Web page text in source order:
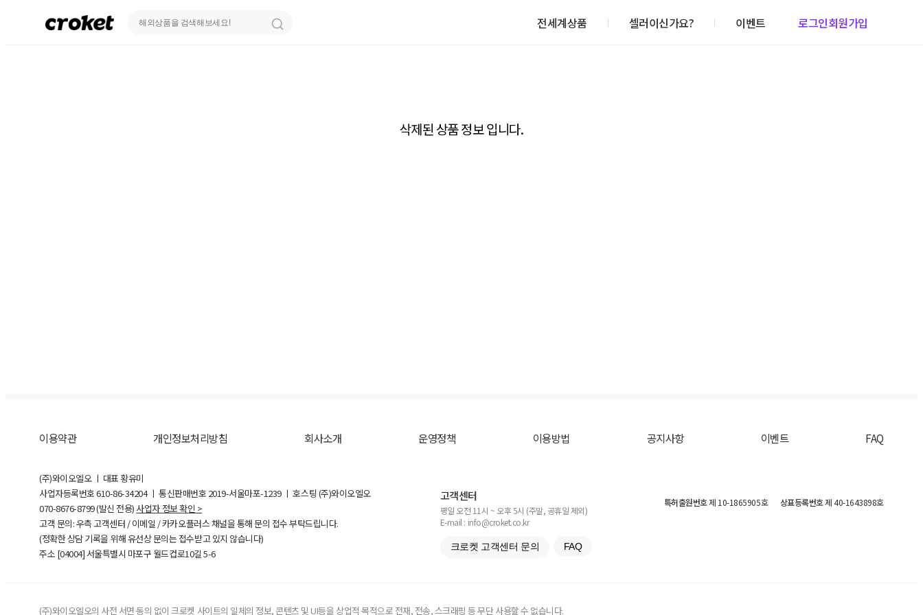
전세계상품 셀러이신가요? 이벤트 로그인회원가입
삭제된 상품 정보 입니다.
이용약관 개인정보처리방침 회사소개 운영정책 이용방법 공지사항 이벤트 FAQ
(주)와이오엘오 ㅣ 대표 황유미
사업자등록번호610-86-34204ㅣ 통신판매번호 2019-서울마포-1239 ㅣ 호스팅 (주)와이오엘오
070-8676-8799 (발신 전용) 사업자 정보 확인 >
고객 문의: 우측 고객센터 / 이메일 / 카카오플러스 채널을 통해 문의 접수 부탁드립니다.
(정확한 상담 기록을 위해 유선상 문의는 접수받고 있지 않습니다)
주소 [04004] 서울특별시 마포구 월드컵로10길5-6
고객센터
평일 오전 11시 ~ 오후 5시 (주말, 공휴일 제외)
E-mail : info@croket.co.kr
크로켓 고객센터 문의 FAQ
특허출원번호제 10-1865905호 상표등록번호제 40-1643898호
(주)와이오엘오의 사전 서면 동의 없이 크로켓 사이트의 일체의 정보, 콘텐츠 및 UI등을 상업적 목적으로 전재, 전송, 스크래핑 등 무단 사용할 수 없습니다.